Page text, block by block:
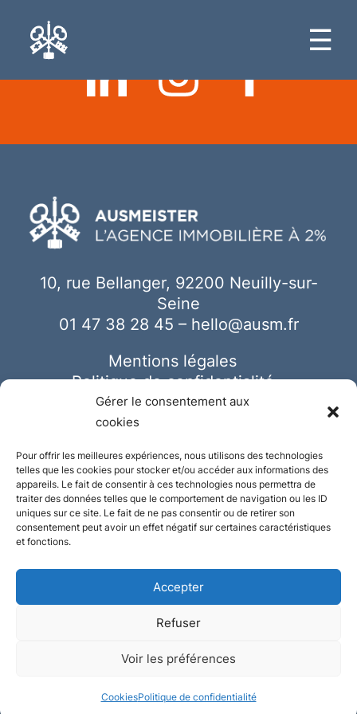
Gérer le consentement aux
cookies
Pour offrir les meilleures expériences, nous utilisons des technologies
telles que les cookies pour stocker et/ou accéder aux informations des
appareils. Le fait de consentir à ces technologies nous permettra de
traiter des données telles que le comportement de navigation ou les ID
uniques sur ce site. Le fait de ne pas consentir ou de retirer son
consentement peut avoir un effet négatif sur certaines caractéristiques
et fonctions.
Accepter
Refuser
Voir les préférences
CookiesPolitique de confidentialité
☰
10, rue Bellanger, 92200 Neuilly-sur-
Seine
01 47 38 28 45 – hello@ausm.fr
Mentions légales
Politique de confidentialité
Cookies
Conception et réalisation :Plate